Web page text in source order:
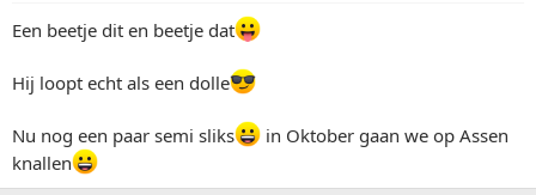
Een beetje dit en beetje dat
Hij loopt echt als een dolle
Nu nog een paar semi sliks
in Oktober gaan we op Assen
knallen